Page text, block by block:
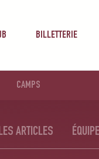
BILLETTERIE
CAMPS
ARTICLES